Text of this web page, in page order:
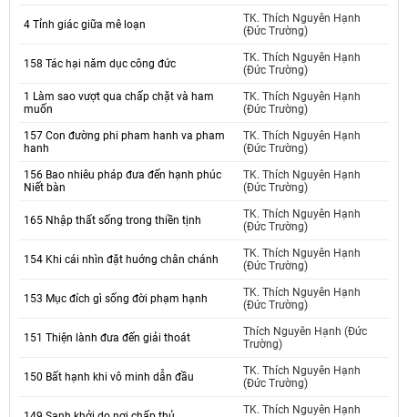
4 Tỉnh giác giữa mê loạn
TK. Thích Nguyên Hạnh
(Đức Trường)
158 Tác hại năm dục công đức
TK. Thích Nguyên Hạnh
(Đức Trường)
1 Làm sao vượt qua chấp chặt và ham
muốn
TK. Thích Nguyên Hạnh
(Đức Trường)
157 Con đường phi pham hanh va pham
hanh
TK. Thích Nguyên Hạnh
(Đức Trường)
156 Bao nhiêu pháp đưa đến hạnh phúc
Niết bàn
TK. Thích Nguyên Hạnh
(Đức Trường)
165 Nhập thất sống trong thiền tịnh
TK. Thích Nguyên Hạnh
(Đức Trường)
154 Khi cái nhìn đặt huớng chân chánh
TK. Thích Nguyên Hạnh
(Đức Trường)
153 Mục đích gì sống đời phạm hạnh
TK. Thích Nguyên Hạnh
(Đức Trường)
151 Thiện lành đưa đến giải thoát
Thích Nguyên Hạnh (Đức
Trường)
150 Bất hạnh khi vô minh dẫn đầu
TK. Thích Nguyên Hạnh
(Đức Trường)
TK. Thích Nguyên Hạnh